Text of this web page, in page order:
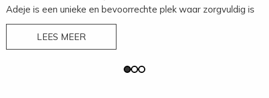
Adeje is een unieke en bevoorrechte plek waar zorgvuldig is
nagedacht over de details, om de gasten het grootst
mogelijke comfort te bieden. Royal Hideaway Corales Villas
ligt in een natuurlijke omgeving waar de tijd stilstaat en
gasten laat genieten van absolute luxe. Het ontwerp komt uit
LEES MEER